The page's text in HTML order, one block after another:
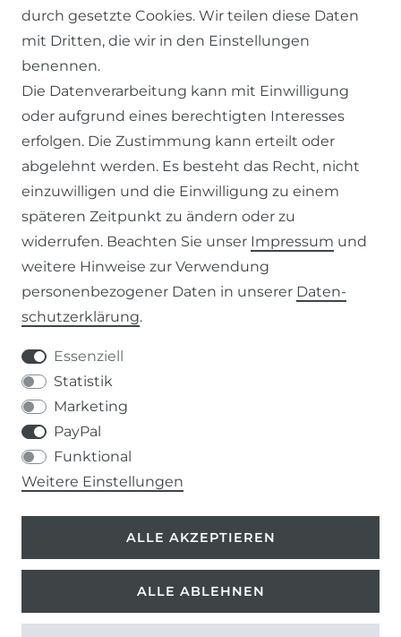
KONTAKT
ZAHLUNG & VERSAND
WIDERRUFSFORMULAR
RECHTLICHES
WIDERRUFSRECHT
IMPRESSUM
DATENSCHUTZERKLÄRUNG
037207-995665
info@kern-holz.com
durch gesetzte Cookies. Wir teilen diese Daten
mit Dritten, die wir in den Einstellungen
benennen.
Die Datenverarbeitung kann mit Einwilligung
oder aufgrund eines berechtigten Interesses
erfolgen. Die Zustimmung kann erteilt oder
abgelehnt werden. Es besteht das Recht, nicht
einzuwilligen und die Einwilligung zu einem
späteren Zeitpunkt zu ändern oder zu
widerrufen. Beachten Sie unser Impressum und
weitere Hinweise zur Verwendung
personenbezogener Daten in unserer Daten­
schutz­erklärung.
Essenziell
Statistik
Marketing
PayPal
Funktional
Weitere Einstellungen
ALLE AKZEPTIEREN
ALLE ABLEHNEN